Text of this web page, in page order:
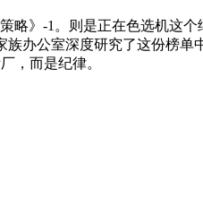
》-1。则是正在色选机这个
办公室深度研究了这份榜单
，而是纪律。